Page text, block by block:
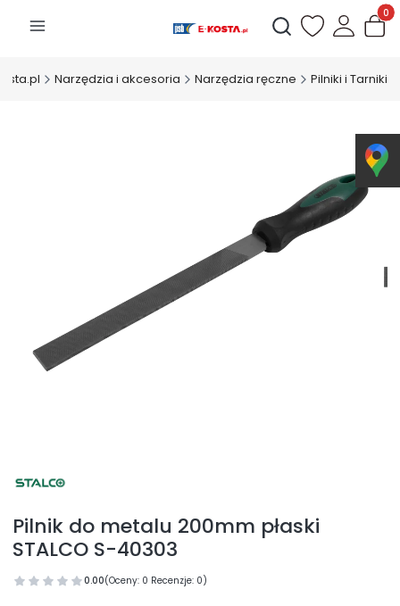
Otwórz wyszukiwarkę
Narzędzia i akcesoria Narzędzia ręczne Pilniki i Tarniki
Pilnik do metalu 200mm płaski
STALCO S-40303
0.00(Oceny: 0 Recenzje: 0)